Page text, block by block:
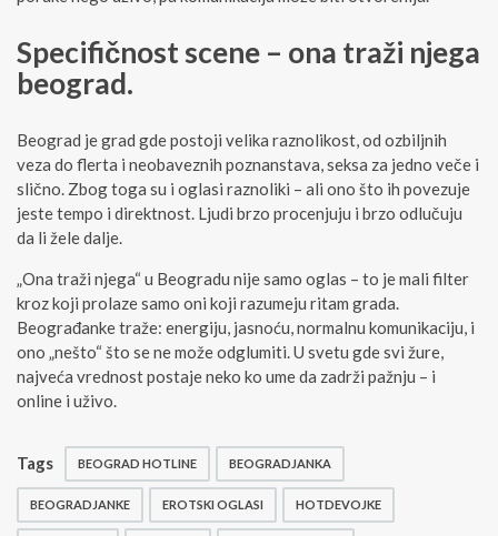
Specifičnost scene – ona traži njega
beograd.
Beograd je grad gde postoji velika raznolikost, od ozbiljnih
veza do flerta i neobaveznih poznanstava, seksa za jedno veče i
slično. Zbog toga su i oglasi raznoliki – ali ono što ih povezuje
jeste tempo i direktnost. Ljudi brzo procenjuju i brzo odlučuju
da li žele dalje.
„Ona traži njega“ u Beogradu nije samo oglas – to je mali filter
kroz koji prolaze samo oni koji razumeju ritam grada.
Beograđanke traže: energiju, jasnoću, normalnu komunikaciju, i
ono „nešto“ što se ne može odglumiti. U svetu gde svi žure,
najveća vrednost postaje neko ko ume da zadrži pažnju – i
online i uživo.
Tags BEOGRAD HOTLINE BEOGRADJANKA
BEOGRADJANKE EROTSKI OGLASI HOTDEVOJKE